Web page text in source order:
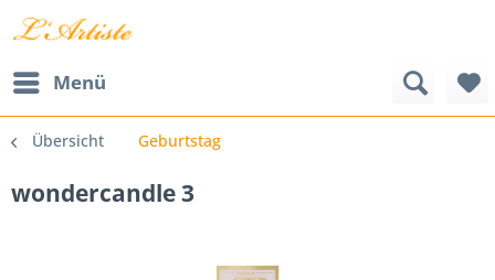
Menü
Übersicht Geburtstag
wondercandle 3